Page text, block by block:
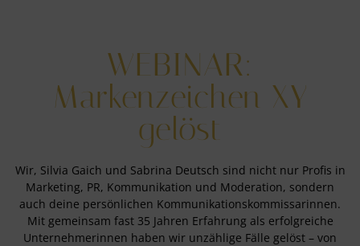
WEBINAR:
Markenzeichen XY
gelöst
Wir, Silvia Gaich und Sabrina Deutsch sind nicht nur Profis in
Marketing, PR, Kommunikation und Moderation, sondern
auch deine persönlichen Kommunikationskommissarinnen.
Mit gemeinsam fast 35 Jahren Erfahrung als erfolgreiche
Unternehmerinnen haben wir unzählige Fälle gelöst – von